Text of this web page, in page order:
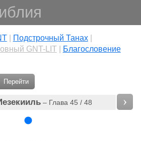
| Подстрочный Танах|
GNT-LIT|
Благословение
Перейти
– Глава 45 / 48 ›